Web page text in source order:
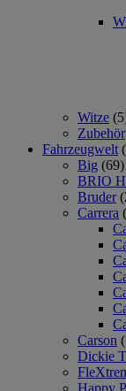
Witze
Zubehör
Fahrzeugwelt
Big (69)
BRIO
Bruder
Carrera
Carson
Dickie
Happy